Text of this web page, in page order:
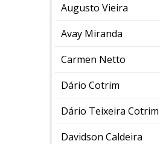
Augusto Vieira
Avay Miranda
Carmen Netto
Dário Cotrim
Dário Teixeira Cotrim
Davidson Caldeira